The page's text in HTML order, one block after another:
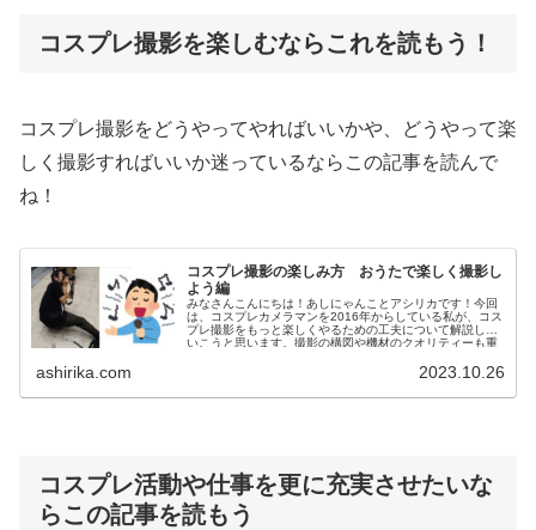
コスプレ撮影を楽しむならこれを読もう！
コスプレ撮影をどうやってやればいいかや、どうやって楽
しく撮影すればいいか迷っているならこの記事を読んで
ね！
コスプレ撮影の楽しみ方 おうたで楽しく撮影し
よう編
みなさんこんにちは！あしにゃんことアシリカです！今回
は、コスプレカメラマンを2016年からしている私が、コス
プレ撮影をもっと楽しくやるための工夫について解説して
いこうと思います。撮影の構図や機材のクオリティーも重
ashirika.com 2023.10.26
コスプレ活動や仕事を更に充実させたいな
らこの記事を読もう